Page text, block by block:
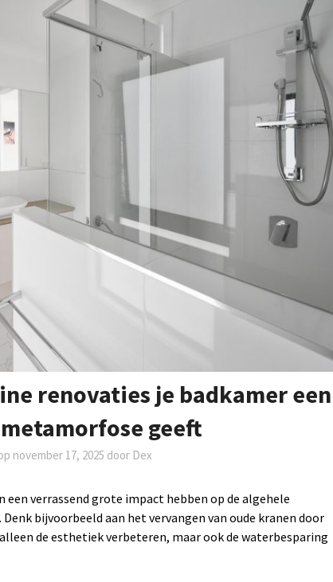
renovaties je badkamer een
geeft
november 17, 2025 door Dex
een verrassend grote impact hebben op de algehele
bijvoorbeeld aan het vervangen van oude kranen door
de esthetiek verbeteren, maar ook de waterbesparing